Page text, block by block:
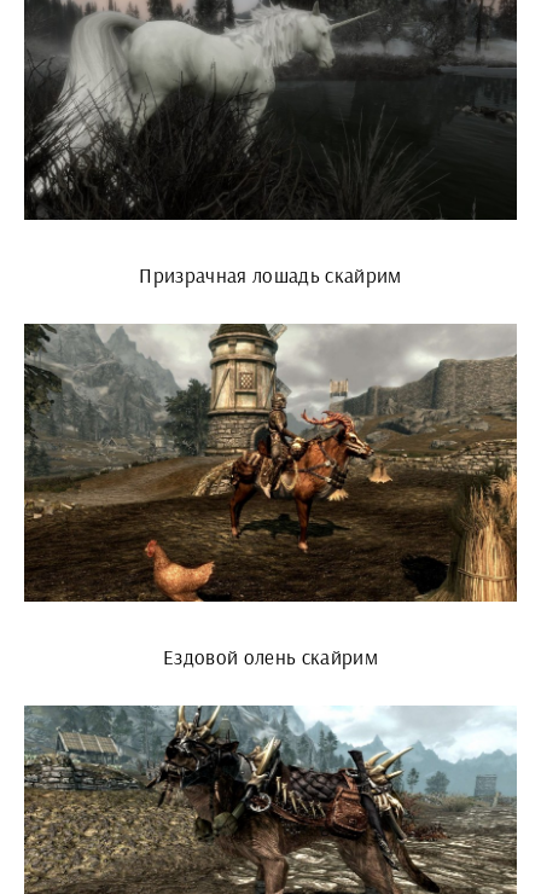
Призрачная лошадь скайрим
Ездовой олень скайрим